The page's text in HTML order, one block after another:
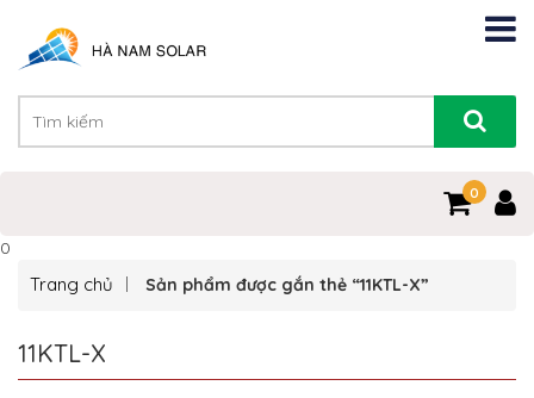
0
0
Trang chủ Sản phẩm được gắn thẻ “11KTL-X”
11KTL-X